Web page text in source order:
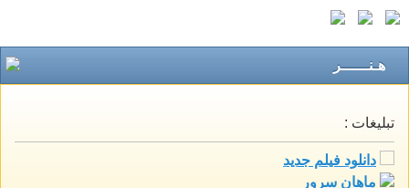
هـنــــــر
تبلیغات :
دانلود فیلم جدید
ماهان سرور